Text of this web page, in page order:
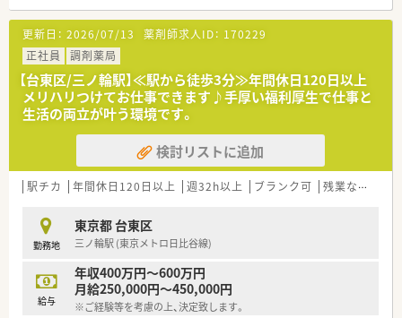
【法人特徴について】
■医薬品の研究開発から自社工場での製造、そして調剤薬局の運
営までを一貫して行う複合型医薬品企業です。
■グループ全体で全国に1,200店舗以上を展開しており、多様な
店舗形態でキャリアを積むことが可能です。
■地域の皆様の「健康インフラ」となることをビジョンに掲げ、
気軽に相談できる薬局づくりを目指しています。
【職場環境と雰囲気】
■本部に設置されたメディカルサポートセンターが入力業務を
遠隔支援し、現場薬剤師の負担を軽減しています。
身の健康と働きやすさが守られています。
■育児時短勤務制度は小学校卒業まで利用可能で、多くの女性が
キャリアを継続しながら活躍できる職場です。
更新日： 2026/07/13 薬剤師求人ID： 170229
正社員
調剤薬局
【台東区/三ノ輪駅】≪駅から徒歩3分≫年間休日120日以上
メリハリつけてお仕事できます♪手厚い福利厚生で仕事と
生活の両立が叶う環境です。
検討リストに追加
駅チカ 年間休日120日以上 週32h以上 ブランク可 残業なし(ほぼなし含む)
勤務地
東京都 台東区
三ノ輪駅 (東京メトロ日比谷線)
給与
年収400万円～600万円
月給250,000円～450,000円
※ご経験等を考慮の上、決定致します。